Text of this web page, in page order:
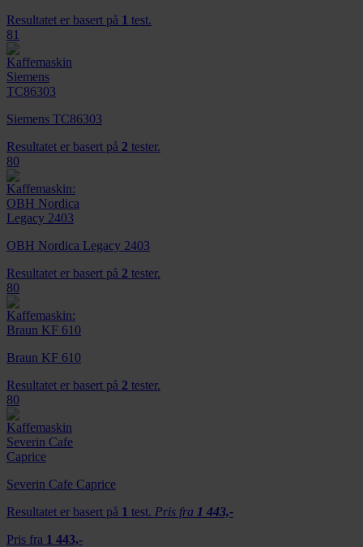
Resultatet er basert på 1 test.
81
Siemens TC86303
Resultatet er basert på 2 tester.
80
OBH Nordica Legacy 2403
Resultatet er basert på 2 tester.
80
Braun KF 610
Resultatet er basert på 2 tester.
80
Severin Cafe Caprice
Resultatet er basert på 1 test. Pris fra 1 443,-
Pris fra 1 443,-